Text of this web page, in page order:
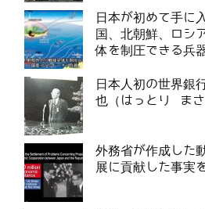
日本が初めて手に
国、北朝鮮、ロシ
体を制圧できる兵
日本人初の世界銀
也（はっとり ま
外務省が作成した
展に貢献した事実